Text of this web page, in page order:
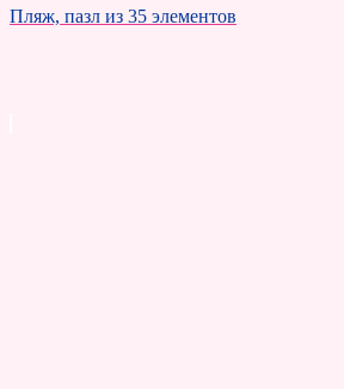
Пляж, пазл из 35 элементов